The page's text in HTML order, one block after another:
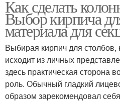
Как сделать
Выбор кирпича
материала для
Выбирая кирпич для
исходит из личных
здесь практическая сторона
роль. Обычный гладкий
образом зарекомендовал